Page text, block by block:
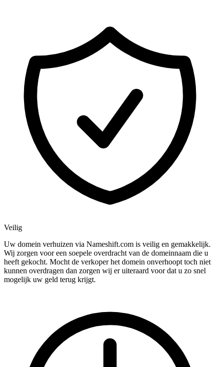
Veilig
Uw domein verhuizen via Nameshift.com is veilig en gemakkelijk.
Wij zorgen voor een soepele overdracht van de domeinnaam die u
heeft gekocht. Mocht de verkoper het domein onverhoopt toch niet
kunnen overdragen dan zorgen wij er uiteraard voor dat u zo snel
mogelijk uw geld terug krijgt.